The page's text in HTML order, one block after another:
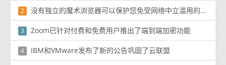
2 没有独立的魔术浏览器可以保护您免受网络中立滥用的侵害
3 Zoom已针对付费和免费用户推出了端到端加密功能
4 IBM和VMware发布了新的公告巩固了云联盟